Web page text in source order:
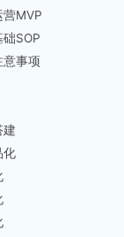
MVP
SOP
意事项
建
化